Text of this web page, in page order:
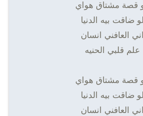
قصة مشتاق هواي
لو ضاقت بيه الدنيا
اني العافني انسان
علم قلبي الحنيه
قصة مشتاق هواي
لو ضاقت بيه الدنيا
اني العافني انسان